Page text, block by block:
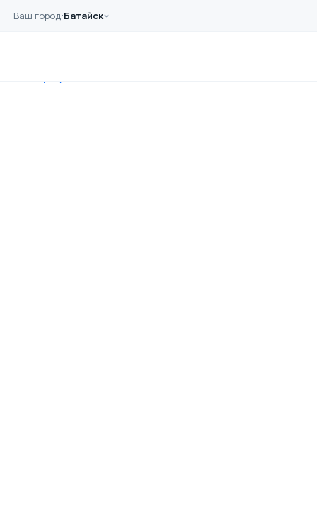
Перейти к основному содержанию
Ваш город:Батайск
Главная